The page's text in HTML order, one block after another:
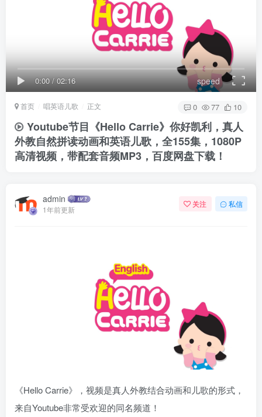
0:00/02:16 speed
首页 唱英语儿歌 正文 0 77 10
Youtube节目《Hello Carrie》你好凯利，真人
外教自然拼读动画和英语儿歌，全155集，1080P
高清视频，带配套音频MP3，百度网盘下载！
admin
1年前更新
关注 私信
《Hello Carrie》，视频是真人外教结合动画和儿歌的形式，
来自Youtube非常受欢迎的同名频道！